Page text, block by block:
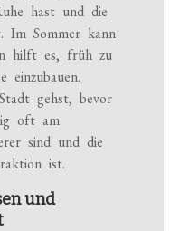
hast und die
Im Sommer kann
hilft es, früh zu
einzubauen.
gehst, bevor
oft am
sind und die
ist.
und